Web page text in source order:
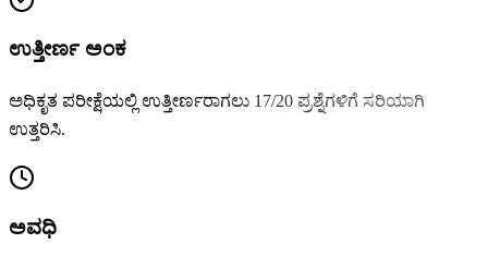
ಉತ್ತೀರ್ಣ ಅಂಕ
ಅಧಿಕೃತ ಪರೀಕ್ಷೆಯಲ್ಲಿ ಉತ್ತೀರ್ಣರಾಗಲು 17/20 ಪ್ರಶ್ನೆಗಳಿಗೆ ಸರಿಯಾಗಿ
ಉತ್ತರಿಸಿ.
ಅವಧಿ